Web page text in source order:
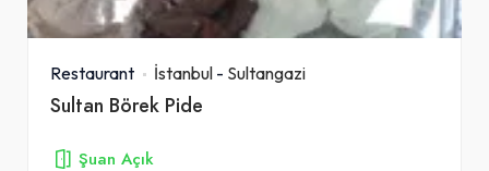
Restaurant İstanbul - Sultangazi
Sultan Börek Pide
Şuan Açık